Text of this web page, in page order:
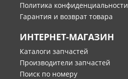
Политика конфиденциальности
Гарантия и возврат товара
ИНТЕРНЕТ-МАГАЗИН
Каталоги запчастей
Производители запчастей
Поиск по номеру